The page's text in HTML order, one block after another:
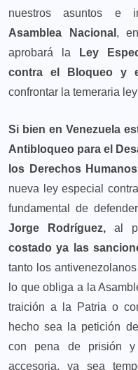
nuestros asuntos e
Asamblea Nacional ,
aprobará la
Ley
contra el Bloqueo y
confrontar la temeraria
Si bien en Venezuela
Antibloqueo para el
los Derechos
nueva ley especial
fundamental de
Jorge Rodríguez,al
costado ya las
tanto los
lo que obliga a la
traición a la Patria o
hecho sea la petición
con pena de prisión y
accesoria, ya sea